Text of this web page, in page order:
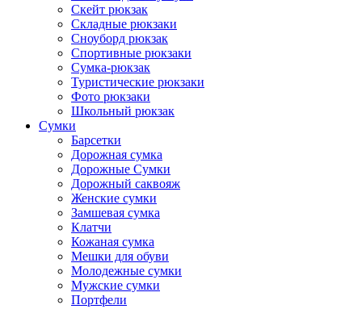
Скейт рюкзак
Складные рюкзаки
Сноуборд рюкзак
Спортивные рюкзаки
Сумка-рюкзак
Туристические рюкзаки
Фото рюкзаки
Школьный рюкзак
Сумки
Барсетки
Дорожная сумка
Дорожные Сумки
Дорожный саквояж
Женские сумки
Замшевая сумка
Клатчи
Кожаная сумка
Мешки для обуви
Молодежные сумки
Мужские сумки
Портфели